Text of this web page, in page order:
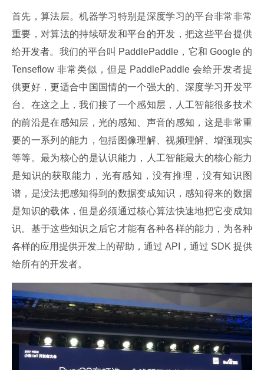
首先，算法层。机器学习特别是深度学习的平台非常非常
重要，对算法的持续研发和平台的开发，把这些平台提供
给开发者。我们的平台叫 PaddlePaddle，它和 Google 的
Tenseflow 非常类似，但是 PaddlePaddle 会给开发者提
供更好，更适合中国国情的一个强大的、深度学习开发平
台。在这之上，我们接了一个感知层，人工智能很多技术
的前沿是在感知层，光的感知、声音的感知，这是非常重
要的一系列的能力，包括图像理解、视频理解、增强现实
等等。最为核心的是认识能力，人工智能最大的核心能力
是知识的获取能力，光有感知，没有推理，没有知识图
谱，是没法把感知得到的数据变成知识，感知得来的数据
是知识的载体，但是必须通过核心算法快速地把它变成知
识。基于这些知识之后它才能有各种各样的能力，为各种
各样的应用提供开发上的帮助，通过 API，通过 SDK 提供
给所有的开发者。